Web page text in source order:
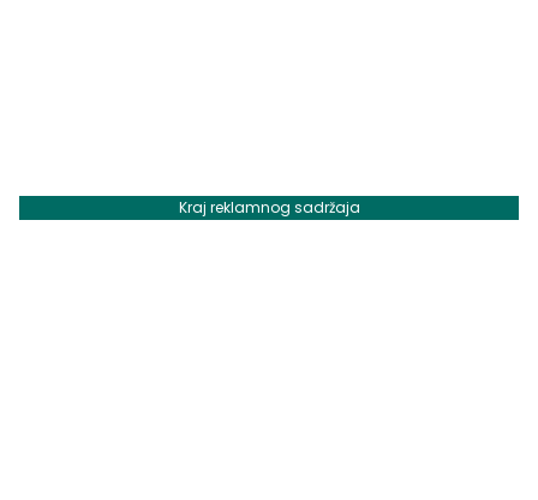
Kraj reklamnog sadržaja